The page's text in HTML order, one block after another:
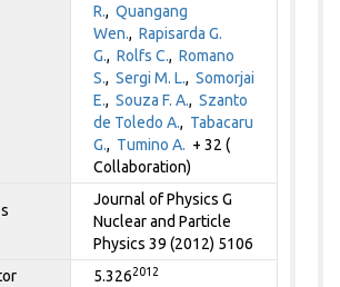
R.,Quangang
Wen.,Rapisarda G.
G.,Rolfs C.,Romano
S.,Sergi M. L.,Somorjai
E.,Souza F. A.,Szanto
de Toledo A., Tabacaru
G., Tumino A. + 32 (
Collaboration)
Journal of Physics G
Nuclear and Particle
Physics 39 (2012) 5106
5.3262012